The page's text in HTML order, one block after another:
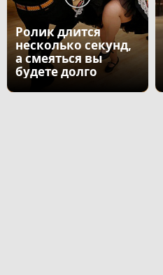
Ролик длится
несколько секунд,
а смеяться вы
будете долго